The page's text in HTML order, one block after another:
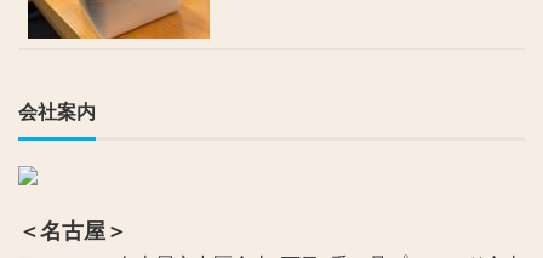
会社案内
＜名古屋＞